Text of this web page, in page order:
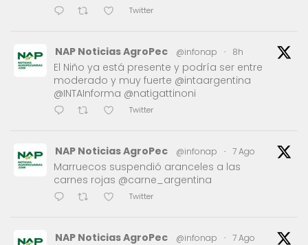
Twitter
NAP Noticias AgroPec @infonap · 8h
El Niño ya está presente y podría ser entre
moderado y muy fuerte @intaargentina
@INTAInforma @natigattinoni
Twitter
NAP Noticias AgroPec @infonap · 7 Ago
Marruecos suspendió aranceles a las
carnes rojas @carne_argentina
Twitter
NAP Noticias AgroPec @infonap · 7 Ago